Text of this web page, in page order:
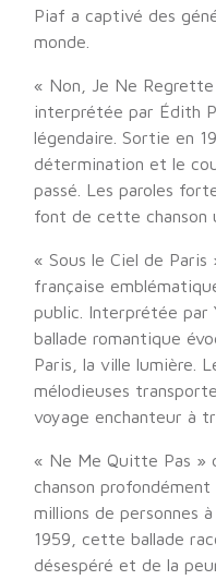
Piaf a captivé des
monde.
« Non, Je Ne
interprétée par Édith
légendaire. Sortie en
détermination et le
passé. Les paroles
font de cette chanson
« Sous le Ciel de
française
public. Interprétée par
ballade romantique
Paris, la ville lumière.
mélodieuses
voyage enchanteur à
« Ne Me Quitte Pas »
chanson
millions de personnes
1959, cette ballade
désespéré et de la